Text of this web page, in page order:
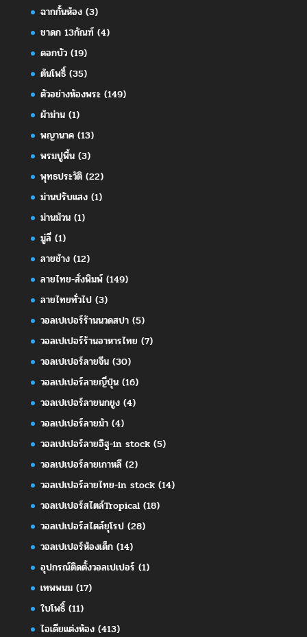
ฉากกั้นห้อง(3)
ชาดก 13กัณฑ์(4)
ดอกบัว(19)
ต้นโพธิ์(35)
ตัวอย่างห้องพระ(149)
ผ้าม่าน(1)
พญานาค(13)
พรมปูพื้น(3)
พุทธประวัติ(22)
ม่านปรับแสง(1)
ม่านม้วน(1)
มู่ลี่(1)
ลายช้าง(12)
ลายไทย-สั่งพิมพ์(149)
ลายไทยทั่วไป(3)
วอลเปเปอร์ร้านนวดสปา(5)
วอลเปเปอร์ร้านอาหารไทย (7)
วอลเปเปอร์ลายจีน(30)
วอลเปเปอร์ลายญี่ปุ่น(16)
วอลเปเปอร์ลายนกยูง(4)
วอลเปเปอร์ลายม้า(4)
วอลเปเปอร์ลายอิฐ-in stock(5)
วอลเปเปอร์ลายเกาหลี(2)
วอลเปเปอร์ลายไทย-in stock(14)
วอลเปเปอร์สไตล์Tropical(18)
วอลเปเปอร์สไตล์ยุโรป(28)
วอลเปเปอร์ห้องเด็ก(14)
อุปกรณ์ติดตั้งวอลเปเปอร์ (1)
เทพพนม(17)
ใบโพธิ์(11)
ไอเดียแต่งห้อง(413)